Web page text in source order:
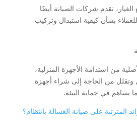
تقدم شركات الصيانة أيضًا
بشأن كيفية استبدال وتركيب
من استدامة الأجهزة المنزلية،
من الحاجة إلى شراء أجهزة
يساهم في حماية البيئة.
المترتبة على صيانة الغسالة بانتظام؟